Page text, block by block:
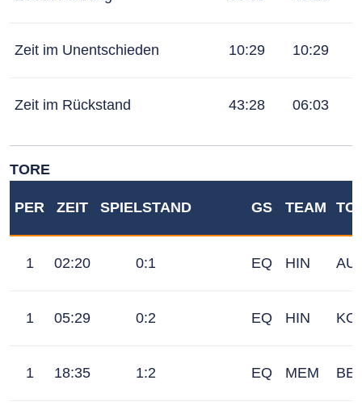
Zeit im Unentschieden 10:29 10:29
Zeit im Rückstand 43:28 06:03
TORE
PER ZEIT SPIELSTAND GS TEAM
1 02:20 0:1 EQ HIN
1 05:29 0:2 EQ HIN
1 18:35 1:2 EQ MEM